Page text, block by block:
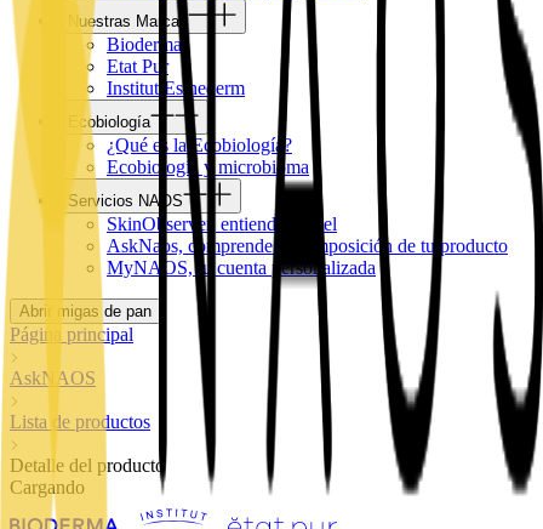
Nuestras Marcas
Bioderma
Etat Pur
Institut Esthederm
Ecobiología
¿Qué es la Ecobiología?
Ecobiología y microbioma
Servicios NAOS
SkinObserver, entiende tu piel
AskNaos, comprende la composición de tu producto
MyNAOS, tu cuenta personalizada
Abrir migas de pan
Página principal
AskNAOS
Lista de productos
Detalle del producto
Cargando